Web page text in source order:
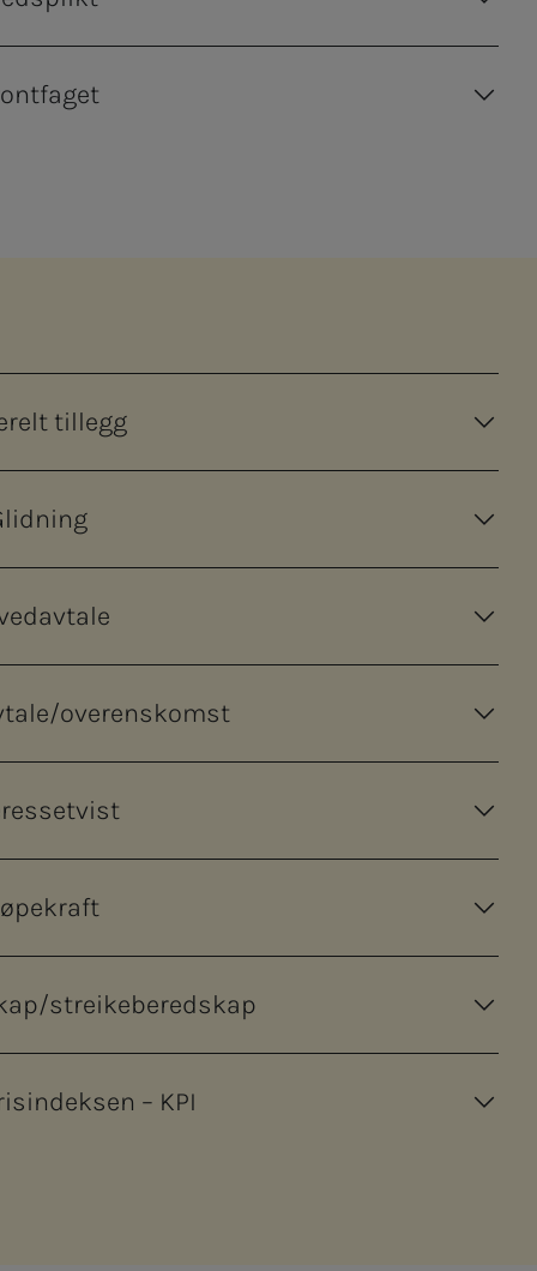
tillegg
overenskomst
streikeberedskap
– KPI